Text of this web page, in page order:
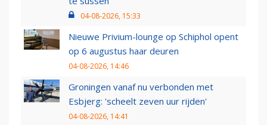
04-08-2026, 15:33
Nieuwe Privium-lounge op Schiphol opent
op 6 augustus haar deuren
04-08-2026, 14:46
Groningen vanaf nu verbonden met
Esbjerg: 'scheelt zeven uur rijden'
04-08-2026, 14:41